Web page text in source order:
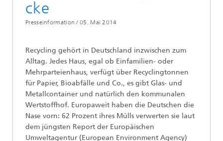
cke
Presseinformation / 05. Mai 2014
Recycling gehört in Deutschland inzwischen zum
Alltag. Jedes Haus, egal ob Einfamilien- oder
Mehrparteienhaus, verfügt über Recyclingtonnen
für Papier, Bioabfälle und Co., es gibt Glas- und
Metallcontainer und natürlich den kommunalen
Wertstoffhof. Europaweit haben die Deutschen die
Nase vorn: 62 Prozent ihres Mülls verwerten sie laut
dem jüngsten Report der Europäischen
Umweltagentur (European Environment Agency)